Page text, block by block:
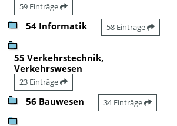
59 Einträge
54 Informatik 58 Einträge
55 Verkehrstechnik,
Verkehrswesen
23 Einträge
56 Bauwesen 34 Einträge